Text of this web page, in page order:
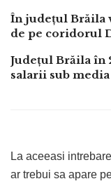
În județul Brăila
de pe coridorul
Județul Brăila în
salarii sub
La aceeasi
ar trebui sa apare